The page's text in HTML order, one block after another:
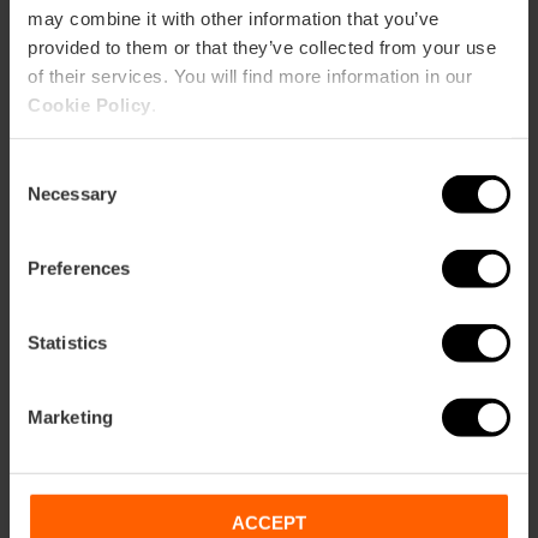
may combine it with other information that you’ve
provided to them or that they’ve collected from your use
of their services. You will find more information in our
Cookie Policy
Selection
Necessary
Preferences
Statistics
Marketing
ACCEPT
CLIENTS
Com arribar